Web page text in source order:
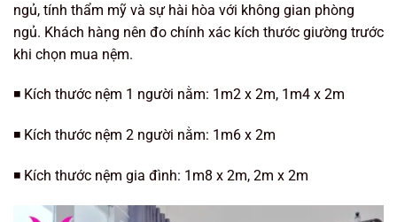
ngủ, tính thẩm mỹ và sự hài hòa với không gian phòng
ngủ. Khách hàng nên đo chính xác kích thước giường trước
khi chọn mua nệm.
◾️ Kích thước nệm 1 người nằm: 1m2 x 2m, 1m4 x 2m
◾️ Kích thước nệm 2 người nằm: 1m6 x 2m
◾️ Kích thước nệm gia đình: 1m8 x 2m, 2m x 2m